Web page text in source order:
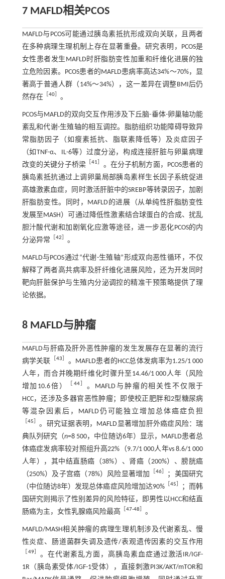
7 MAFLD相关PCOS
MAFLD与PCOS可能通过胰岛素抵抗形成双向关联，且两者
在多种病理生理机制上存在显著重叠。研究表明，PCOS是
女性患者发生MAFLD时肝脂肪变性加重和纤维化进展的独
立危险因素。PCOS患者的MAFLD患病率高达34%～70%，显
著高于普通人群（14%～34%），这一差异在调整BMI后仍
然存在［40］ 。
PCOS与MAFLD的双向交互作用涉及下丘脑-垂体-卵巢轴功能
紊乱和代谢-生殖轴的相互调控。脂肪组织功能障碍导致异
常脂肪因子（如瘦素抵抗、脂联素降低等）及炎症因子
（如TNF-α、IL-6等）过度分泌，构成连接肝脏与卵巢病理
改变的关键分子桥梁 ［41］ 。在分子机制方面，PCOS患者的
胰岛素抵抗通过上调卵巢局部胰岛素样生长因子系统促进
高雄激素血症，同时激活肝脏中的SREBP等转录因子，加剧
肝脂肪变性。同时，MAFLD的进展（从单纯性肝脂肪变性
发展至MASH）可通过降低性激素结合球蛋白的合成、扰乱
胆汁酸代谢和加剧氧化应激等途径，进一步恶化PCOS的内
分泌异常 ［42］ 。
MAFLD与PCOS通过“代谢-生殖轴”形成双向恶性循环，不仅
解释了两者高共病率及肝纤维化进展风险，还为开发同时
靶向肝脏保护与生殖内分泌调控的精准干预策略提供了理
论依据。
8 MAFLD与肿瘤
MAFLD与肝癌及肝外恶性肿瘤的发生发展存在显著的流行
病学关联 ［43］ 。MAFLD患者的HCC总体发病率为1.25/1 000
人年，而合并晚期纤维化时骤升至14.46/1 000人年（风险
增加10.6倍）
［ 44］ 。MAFLD与肿瘤的相关性不仅限于
HCC，还涉及多器官恶性肿瘤；即使校正肥胖和2型糖尿病
等混杂因素后，MAFLD仍可能独立增加总体癌症负担
［45］ 。研究证据表明，MAFLD显著增加肝外癌症风险：瑞
典队列研究（n=8 500，中位随访6年）显示，MAFLD患者总
体癌症发病率较对照组升高22%（9.7/1 000人年vs 8.6/1 000
人年），其中结直肠癌（38%）、肾癌（200%）、膀胱癌
（250%）及子宫癌（78%）风险显著增加
［46］
；美国研究
（中位随访8年）发现总体癌症风险增加达90% ［45］
；而韩
国研究则揭示了性别差异的风险特征，即男性以HCC和结直
肠癌为主，女性乳腺癌风险最高［47-48］ 。
MAFLD/MASH相关肿瘤的病理生理机制涉及代谢紊乱、慢
性炎症、肠道菌群失调及遗传/表观遗传因素的交互作用
［49］ 。在代谢紊乱方面，高胰岛素血症通过激活IR/IGF-
1R（胰岛素受体/IGF-1受体），直接刺激PI3K/AKT/mTOR和